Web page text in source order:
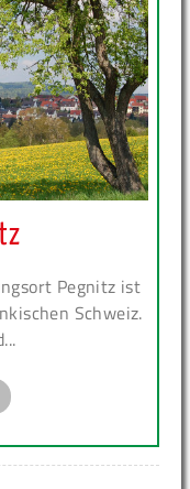
Pegnitz ist
Schweiz.